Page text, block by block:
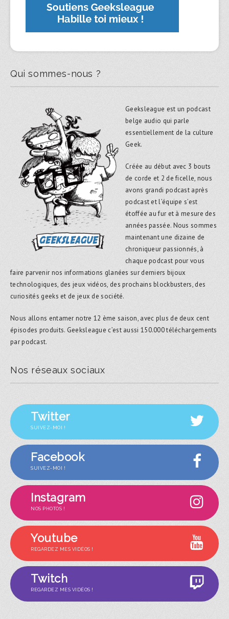
Qui sommes-nous ?
Geeksleague est un podcast
belge audio qui parle
essentiellement de la culture
Geek.
Créée au début avec 3 bouts
de corde et 2 de ficelle, nous
avons grandi podcast après
podcast et l’équipe s’est
étoffée au fur et à mesure des
années passée. Nous sommes
maintenant une dizaine de
chroniqueur passionnés, à
chaque podcast pour vous
faire parvenir nos informations glanées sur derniers bijoux
technologiques, des jeux vidéos, des prochains blockbusters, des
curiosités geeks et de jeux de société.
Nous allons entamer notre 12 ème saison, avec plus de deux cent
épisodes produits. Geeksleague c’est aussi 150.000 téléchargements
par podcast.
Nos réseaux sociaux
Twitter
SUIVEZ-MOI !
Facebook
SUIVEZ-MOI !
Instagram
NOS PHOTOS !
Youtube
REGARDEZ MES VIDÉOS !
Twitch
REGARDEZ MES VIDÉOS !